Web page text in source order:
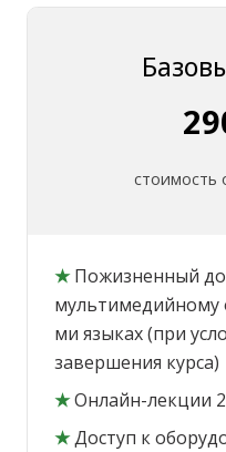
стоимость
★ Пожизненный
мультимедийному
ми языках (при
завершения курса)
★Онлайн-лекции
★Доступ к